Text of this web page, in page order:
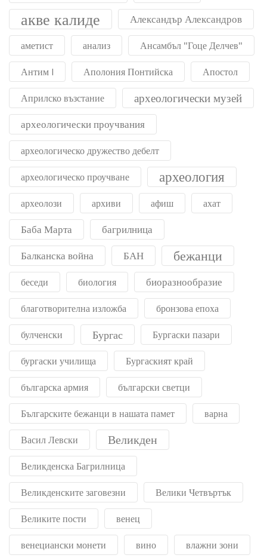
акве калиде Александър Александров
аметист анализ Ансамбъл "Гоце Делчев"
Антим I Аполония Понтийска Апостол
Априлско възстание археологически музей
археологически проучвания
археологическо дружество дебелт
археологическо проучване археология
археолози архиви афиш ахат
Баба Марта багрилница
Балканска война БАН бежанци
беседи биология биоразнообразие
благотворителна изложба бронзова епоха
булченски Бургас Бургаски пазари
бургаски училища Бургаският край
българска армия български светци
Българските бежанци в нашата памет варна
Васил Левски Великден
Великденска Багрилница
Великденските заговезни Велики Четвъртък
Великите пости венец
венециански монети вино влажни зони